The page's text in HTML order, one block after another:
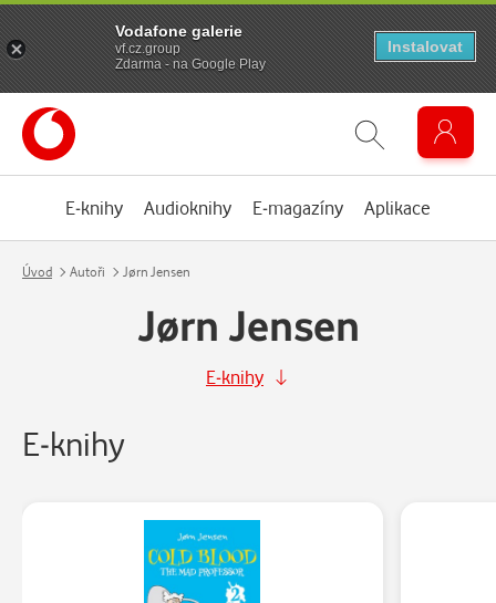
E-knihy Audioknihy E-magazíny Aplikace
Úvod Autoři Jørn Jensen
Jørn Jensen
E-knihy
E-knihy
Vodafone galerie
vf.cz.group
Zdarma - na Google Play
Instalovat